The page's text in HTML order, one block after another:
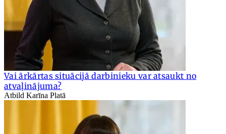
Vai ārkārtas situācijā darbinieku var atsaukt no
atvaļinājuma?
Atbild Karīna Platā